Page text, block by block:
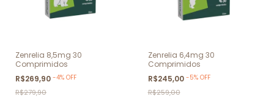
Zenrelia 8,5mg 30
Comprimidos
R$269,90 -4% OFF
R$279,90
Zenrelia 6,4mg 30
Comprimidos
R$245,00 -5% OFF
R$259,00